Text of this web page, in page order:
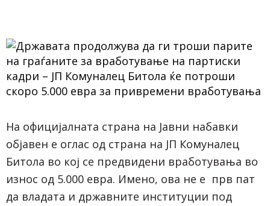
На официјалната страна на Јавни набавки
објавен е оглас од страна на ЈП Комуналец
Битола во кој се предвидени вработувања во
износ од 5.000 евра. Имено, ова не е прв пат
да владата и државните институции под